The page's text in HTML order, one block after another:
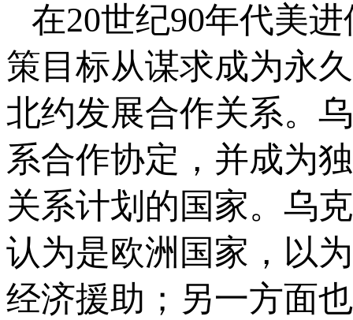
在20世纪90年代美
策目标从谋求成为永
北约发展合作关系。
系合作协定，并成为
关系计划的国家。乌
认为是欧洲国家，以
经济援助；另一方面